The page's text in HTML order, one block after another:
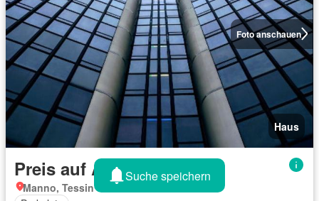
Foto anschauen
Haus
Preis auf Anfrage
Manno, Tessin
Suche speichern